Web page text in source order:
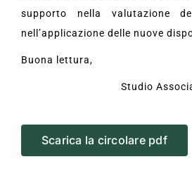
supporto nella valutazione
nell’applicazione delle nuove
Buona lettura,
Studio
Scarica la circolare pdf